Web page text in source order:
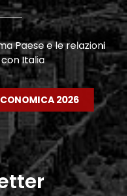
Paese e le relazioni
Italia
2026